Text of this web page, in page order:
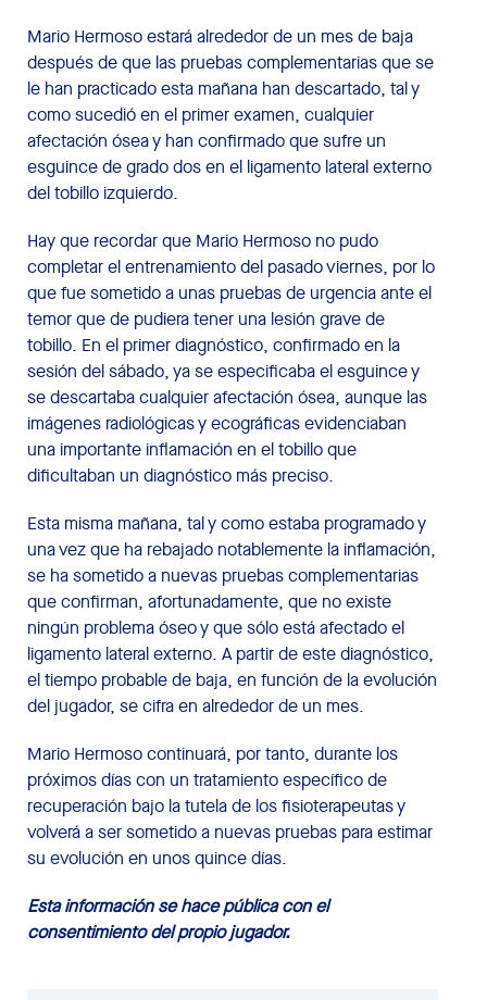
Mario Hermoso estará alrededor de un mes de baja
después de que las pruebas complementarias que se
le han practicado esta mañana han descartado, tal y
como sucedió en el primer examen, cualquier
afectación ósea y han confirmado que sufre un
esguince de grado dos en el ligamento lateral externo
del tobillo izquierdo.
Hay que recordar que Mario Hermoso no pudo
completar el entrenamiento del pasado viernes, por lo
que fue sometido a unas pruebas de urgencia ante el
temor que de pudiera tener una lesión grave de
tobillo. En el primer diagnóstico, confirmado en la
sesión del sábado, ya se especificaba el esguince y
se descartaba cualquier afectación ósea, aunque las
imágenes radiológicas y ecográficas evidenciaban
una importante inflamación en el tobillo que
dificultaban un diagnóstico más preciso.
Esta misma mañana, tal y como estaba programado y
una vez que ha rebajado notablemente la inflamación,
se ha sometido a nuevas pruebas complementarias
que confirman, afortunadamente, que no existe
ningún problema óseo y que sólo está afectado el
ligamento lateral externo. A partir de este diagnóstico,
el tiempo probable de baja, en función de la evolución
del jugador, se cifra en alrededor de un mes.
Mario Hermoso continuará, por tanto, durante los
próximos días con un tratamiento específico de
recuperación bajo la tutela de los fisioterapeutas y
volverá a ser sometido a nuevas pruebas para estimar
su evolución en unos quince días.
Esta información se hace pública con el
consentimiento del propio jugador.